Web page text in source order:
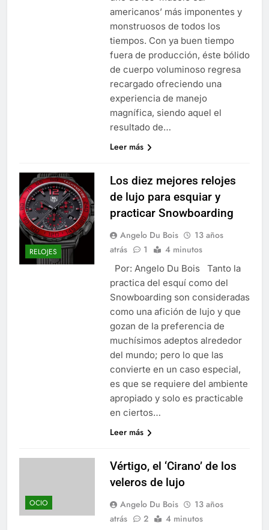
americanos’ más imponentes y
monstruosos de todos los
tiempos. Con ya buen tiempo
fuera de producción, éste bólido
de cuerpo voluminoso regresa
recargado ofreciendo una
experiencia de manejo
magnífica, siendo aquel el
resultado de…
Leer más
RELOJES
Los diez mejores relojes
de lujo para esquiar y
practicar Snowboarding
Angelo Du Bois
13 años
atrás
1 4 minutos
Por: Angelo Du Bois Tanto la
practica del esquí como del
Snowboarding son consideradas
como una afición de lujo y que
gozan de la preferencia de
muchísimos adeptos alrededor
del mundo; pero lo que las
convierte en un caso especial,
es que se requiere del ambiente
apropiado y solo es practicable
en ciertos…
Leer más
OCIO
Vértigo, el ‘Cirano’ de los
veleros de lujo
Angelo Du Bois
13 años
atrás
2 4 minutos